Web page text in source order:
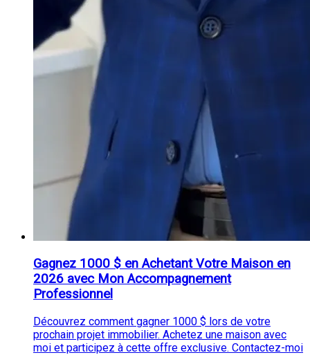
Gagnez 1000 $ en Achetant Votre Maison en
2026 avec Mon Accompagnement
Professionnel
Découvrez comment gagner 1000 $ lors de votre
prochain projet immobilier. Achetez une maison avec
moi et participez à cette offre exclusive. Contactez-moi